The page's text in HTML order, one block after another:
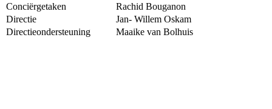
Conciërgetaken
Rachid Bouganon
Directie
Jan- Willem Oskam
Directieondersteuning
Maaike van Bolhuis